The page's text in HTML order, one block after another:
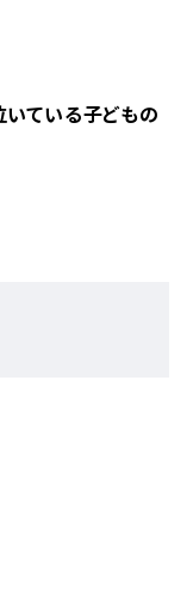
いている子どもの